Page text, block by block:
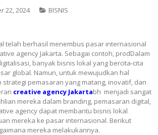
22, 2024 BISNIS
telah berhasil menembus pasar internasional
agency Jakarta. Sebagai contoh, prodDalam
banyak bisnis lokal yang bercita-cita
global. Namun, untuk mewujudkan hal
pemasaran yang matang, inovatif, dan
creative agency Jakartabh menjadi sangat
mereka dalam branding, pemasaran digital,
agency dapat membantu bisnis lokal
mereka ke pasar internasional. Berikut
mereka melakukannya.